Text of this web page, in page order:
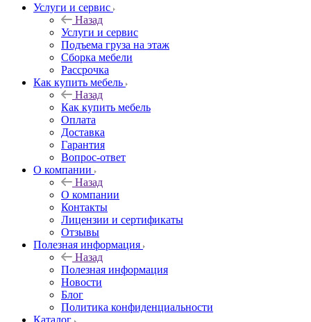
Услуги и сервис
Назад
Услуги и сервис
Подъема груза на этаж
Сборка мебели
Рассрочка
Как купить мебель
Назад
Как купить мебель
Оплата
Доставка
Гарантия
Вопрос-ответ
О компании
Назад
О компании
Контакты
Лицензии и сертификаты
Отзывы
Полезная информация
Назад
Полезная информация
Новости
Блог
Политика конфиденциальности
Каталог